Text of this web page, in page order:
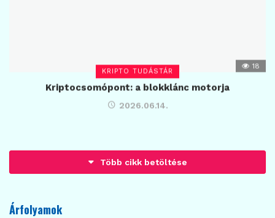
KRIPTO TUDÁSTÁR
18
Kriptocsomópont: a blokklánc motorja
2026.06.14.
Betöltés...
Árfolyamok